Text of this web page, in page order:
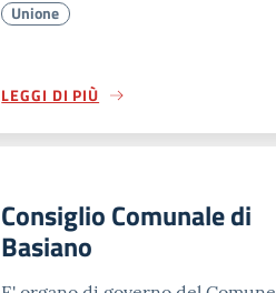
Unione
LEGGI DI PIÙ
Consiglio Comunale di
Basiano